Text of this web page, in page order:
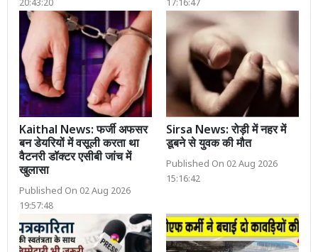
20:43:20
17:16:47
Kaithal News: फर्जी अफसर
बन डेयरियों में वसूली करता था
वैटनरी डॉक्टर एसीबी जांच में
खुलासा
Published On 02 Aug 2026
19:57:48
Sirsa News: रोड़ी में नहर में
डूबने से युवक की मौत
Published On 02 Aug 2026
15:16:42